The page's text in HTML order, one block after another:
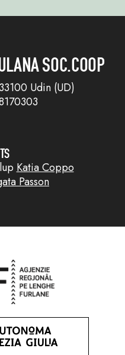
SOC.COOP
Udin (UD)
Katia Coppo
Passon